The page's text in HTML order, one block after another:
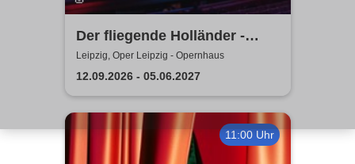
Der fliegende Holländer -
Oper Leipzig
Leipzig, Oper Leipzig - Opernhaus
12.09.2026 - 05.06.2027
11:00 Uhr